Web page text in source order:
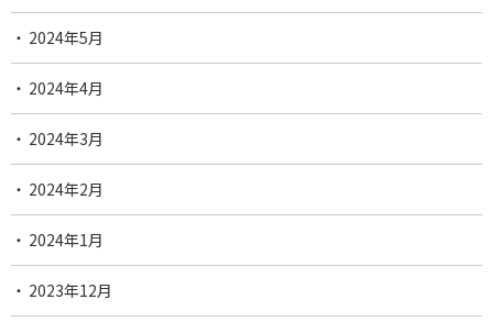
2024年5月
2024年4月
2024年3月
2024年2月
2024年1月
2023年12月